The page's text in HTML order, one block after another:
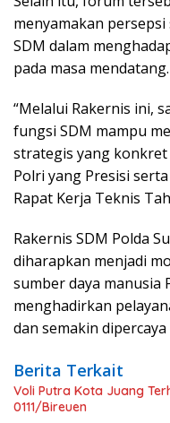
menyamakan
SDM dalam
pada masa mendatang.
“Melalui Rakernis ini,
fungsi SDM mampu
strategis yang
Polri yang Presisi
Rapat Kerja Teknis
Rakernis SDM Polda
diharapkan menjadi
sumber daya manusia
menghadirkan
dan semakin
Berita Terkait
Voli Putra Kota Juang
0111/Bireuen